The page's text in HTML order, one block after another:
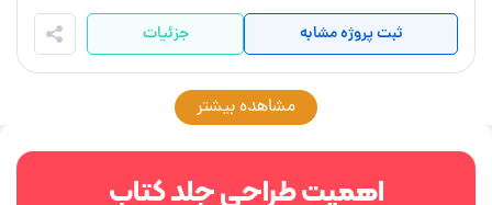
ثبت پروژه مشابه جزئیات
مشاهده بیشتر
اهمیت طراحی جلد کتاب